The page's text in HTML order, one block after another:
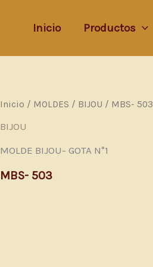
Inicio Productos
Inicio / MOLDES / BIJOU / MBS- 503
BIJOU
MOLDE BIJOU- GOTA N°1
MBS- 503